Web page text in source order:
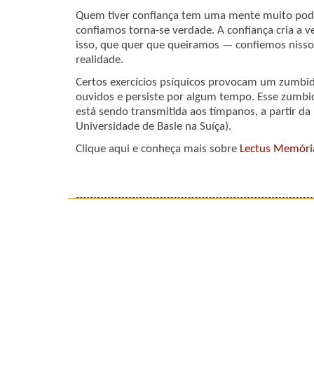
Quem tiver confiança tem uma mente muito
confiamos torna-se verdade. A confiança cria a
isso, que quer que queiramos — confiemos
realidade.
Certos exercícios psíquicos provocam um
ouvidos e persiste por algum tempo. Esse
está sendo transmitida aos tímpanos, a partir da
Universidade de Basle na Suíça).
Clique aqui e conheça mais sobre Lectus